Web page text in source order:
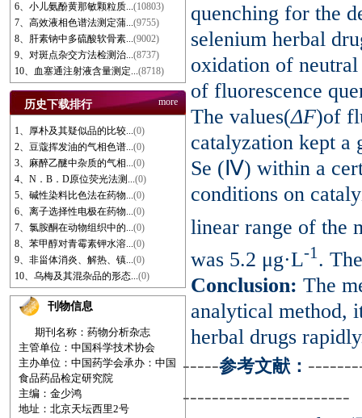
6、小儿氨酚黄那敏颗粒质...(10803)
7、高效液相色谱法测定蒲...(9755)
8、肝素钠中多硫酸软骨素...(9002)
9、对斑点杂交方法检测治...(8737)
10、血塞通注射液含量测定...(8718)
历史下载排行 more
1、厚朴及其疑似品的比较...(0)
2、豆蔻挥发油的气相色谱...(0)
3、麻醉乙醚中杂质的气相...(0)
4、N．B．D原位荧光法测...(0)
5、碱性染料比色法在药物...(0)
6、离子选择性电极在药物...(0)
7、氯胺酮在动物组织中的...(0)
8、苯甲醇对青霉素钾水溶...(0)
9、非甾体消炎、解热、镇...(0)
10、乌梅及其混杂品的形态...(0)
刊物信息
期刊名称：药物分析杂志
主管单位：中国科学技术协会
主办单位：中国药学会承办：中国
食品药品检定研究院
主编：金少鸿
地址：北京天坛西里2号
quenching for the
selenium herbal
oxidation of
of fluorescence
The values(ΔF)of
catalyzation kept a
Se (Ⅳ) within a
conditions on
linear range of the
was 5.2 μg·L-1.
Conclusion: The
analytical method,
herbal drugs
-----参考文献：
-----------------------